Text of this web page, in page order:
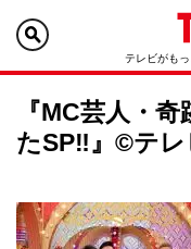
テレビがも
『MC芸人・
たSP‼』©テレ